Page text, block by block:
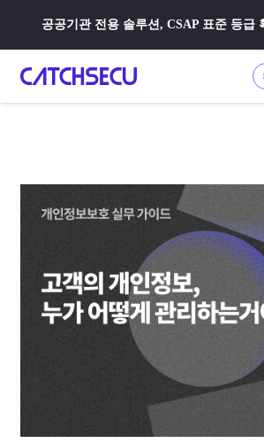
공공기관 전용 솔루션, CSAP 표준 등급